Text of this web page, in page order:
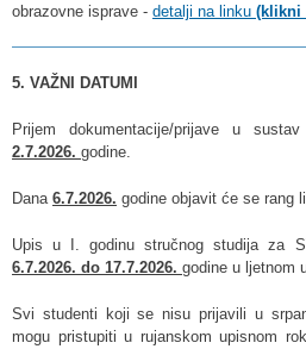
obrazovne isprave - detalji na linku (klikni
5. VAŽNI DATUMI
Prijem dokumentacije/prijave u
2.7.2026. godine.
Dana 6.7.2026. godine objavit će se rang
Upis u I. godinu stručnog studija za
6.7.2026. do 17.7.2026. godine u ljetnom
Svi studenti koji se nisu prijavili u
mogu pristupiti u rujanskom upisnom